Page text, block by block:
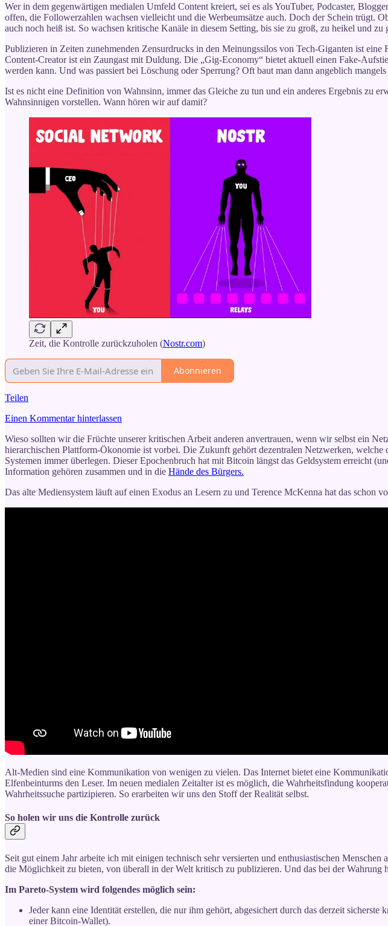
Wer in dem gegenwärtigen medialen Umfeld Content kreiert, sei es als YouTuber, Podcaster,
offen, die Followerzahlen wachsen vielleicht und die Werbeumsätze auch. Doch der Schein trügt.
auch noch heiß ist. So wachsen kritische Kanäle in diesem Setting, bis sie zu groß, zu heikel und
Publizieren in Zeiten zunehmenden Zensurdrucks in den Meinungssilos von Tech-Giganten ist
Content-Creator ist ein Zaungast mit Duldung. Die „Gig-Economy“ bietet aktuell einen Fake-
werden kann. Und was passiert bei Löschung oder Sperrung? Oft baut man dann angeblich
Ist es nicht eine Definition von Wahnsinn, immer das Gleiche zu tun und ein anderes Ergebnis zu
Wahnsinnigen vorstellen. Wann hören wir auf damit?
Zeit, die Kontrolle zurückzuholen (Nostr.com)
Abonnieren
Teilen
Einen Kommentar hinterlassen
Wieso sollten wir die Früchte unserer kritischen Arbeit anderen anvertrauen, wenn wir selbst ein
hierarchischen Plattform-Ökonomie ist vorbei. Die Zukunft gehört dezentralen Netzwerken,
Systemen immer überlegen. Dieser Epochenbruch hat mit Bitcoin längst das Geldsystem erreicht
Information gehören zusammen und in die Hände des Bürgers.
Das alte Mediensystem läuft auf einen Exodus an Lesern zu und Terence McKenna hat das schon
Alt-Medien sind eine Kommunikation von wenigen zu vielen. Das Internet bietet eine
Elfenbeinturms den Leser. Im neuen medialen Zeitalter ist es möglich, die Wahrheitsfindung
Wahrheitssuche partizipieren. So erarbeiten wir uns den Stoff der Realität selbst.
So holen wir uns die Kontrolle zurück
Seit gut einem Jahr arbeite ich mit einigen technisch sehr versierten und enthusiastischen
die Möglichkeit zu bieten, von überall in der Welt kritisch zu publizieren. Und das bei der Wahrung
Im Pareto-System wird folgendes möglich sein:
Jeder kann eine Identität erstellen, die nur ihm gehört, abgesichert durch das derzeit sicherste
einer Bitcoin-Wallet).